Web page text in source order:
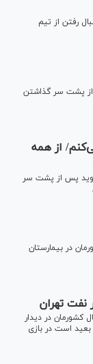
رفتن از تیم
از پشت سر گذاشتن
از همه
پس از پشت سر
در بیمارستان
نفت تهران
کشورمان در دیدار
بعید است در بازی